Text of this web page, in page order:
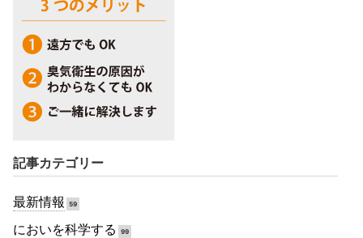
記事カテゴリー
最新情報 59
においを科学する 99